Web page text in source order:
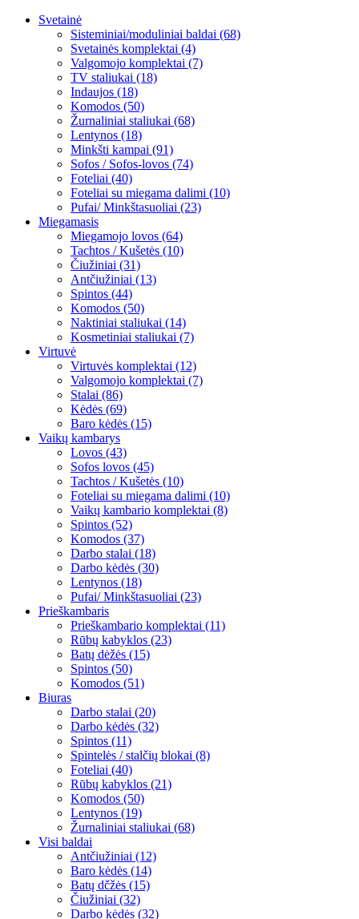
Svetainė
Sisteminiai/moduliniai baldai (68)
Svetainės komplektai (4)
Valgomojo komplektai (7)
TV staliukai (18)
Indaujos (18)
Komodos (50)
Žurnaliniai staliukai (68)
Lentynos (18)
Minkšti kampai (91)
Sofos / Sofos-lovos (74)
Foteliai (40)
Foteliai su miegama dalimi (10)
Pufai/ Minkštasuoliai (23)
Miegamasis
Miegamojo lovos (64)
Tachtos / Kušetės (10)
Čiužiniai (31)
Antčiužiniai (13)
Spintos (44)
Komodos (50)
Naktiniai staliukai (14)
Kosmetiniai staliukai (7)
Virtuvė
Virtuvės komplektai (12)
Valgomojo komplektai (7)
Stalai (86)
Kėdės (69)
Baro kėdės (15)
Vaikų kambarys
Lovos (43)
Sofos lovos (45)
Tachtos / Kušetės (10)
Foteliai su miegama dalimi (10)
Vaikų kambario komplektai (8)
Spintos (52)
Komodos (37)
Darbo stalai (18)
Darbo kėdės (30)
Lentynos (18)
Pufai/ Minkštasuoliai (23)
Prieškambaris
Prieškambario komplektai (11)
Rūbų kabyklos (23)
Batų dėžės (15)
Spintos (50)
Komodos (51)
Biuras
Darbo stalai (20)
Darbo kėdės (32)
Spintos (11)
Spintelės / stalčių blokai (8)
Foteliai (40)
Rūbų kabyklos (21)
Komodos (50)
Lentynos (19)
Žurnaliniai staliukai (68)
Visi baldai
Antčiužiniai (12)
Baro kėdės (14)
Batų dčžės (15)
Čiužiniai (32)
Darbo kėdės (32)